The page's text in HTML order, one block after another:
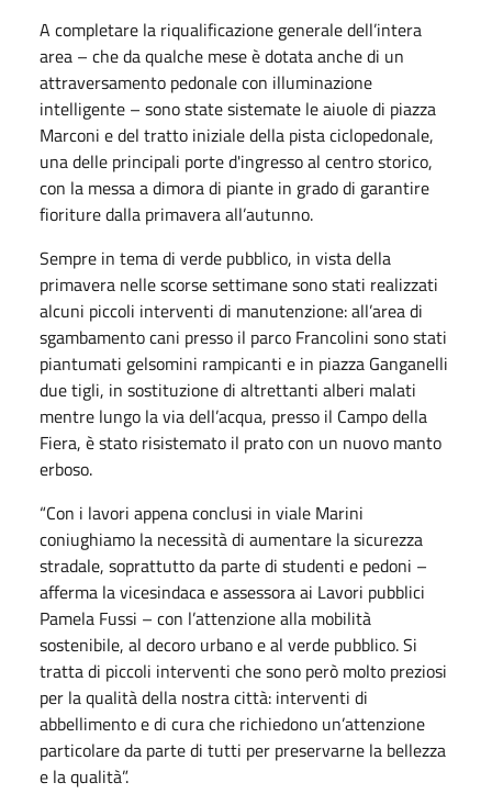
A completare la riqualificazione generale dell’intera
area – che da qualche mese è dotata anche di un
attraversamento pedonale con illuminazione
intelligente – sono state sistemate le aiuole di piazza
Marconi e del tratto iniziale della pista ciclopedonale,
una delle principali porte d'ingresso al centro storico,
con la messa a dimora di piante in grado di garantire
fioriture dalla primavera all’autunno.
Sempre in tema di verde pubblico, in vista della
primavera nelle scorse settimane sono stati realizzati
alcuni piccoli interventi di manutenzione: all’area di
sgambamento cani presso il parco Francolini sono stati
piantumati gelsomini rampicanti e in piazza Ganganelli
due tigli, in sostituzione di altrettanti alberi malati
mentre lungo la via dell’acqua, presso il Campo della
Fiera, è stato risistemato il prato con un nuovo manto
erboso.
“Con i lavori appena conclusi in viale Marini
coniughiamo la necessità di aumentare la sicurezza
stradale, soprattutto da parte di studenti e pedoni –
afferma la vicesindaca e assessora ai Lavori pubblici
Pamela Fussi – con l’attenzione alla mobilità
sostenibile, al decoro urbano e al verde pubblico. Si
tratta di piccoli interventi che sono però molto preziosi
per la qualità della nostra città: interventi di
abbellimento e di cura che richiedono un’attenzione
particolare da parte di tutti per preservarne la bellezza
e la qualità”.